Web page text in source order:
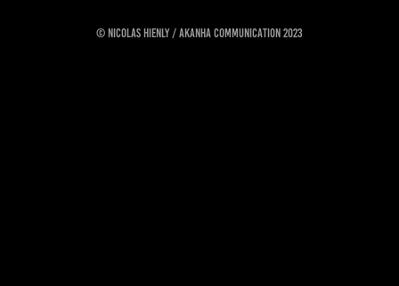
© Nicolas Hienly / Akanha Communication 2023